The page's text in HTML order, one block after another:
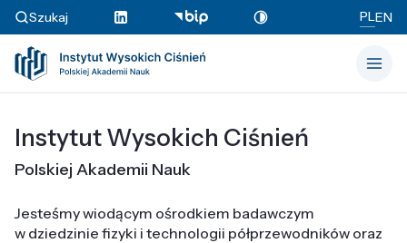
Szukaj PLEN
Instytut Wysokich Ciśnień
Polskiej Akademii Nauk
Jesteśmy wiodącym ośrodkiem badawczym
w dziedzinie fizyki i technologii półprzewodników oraz